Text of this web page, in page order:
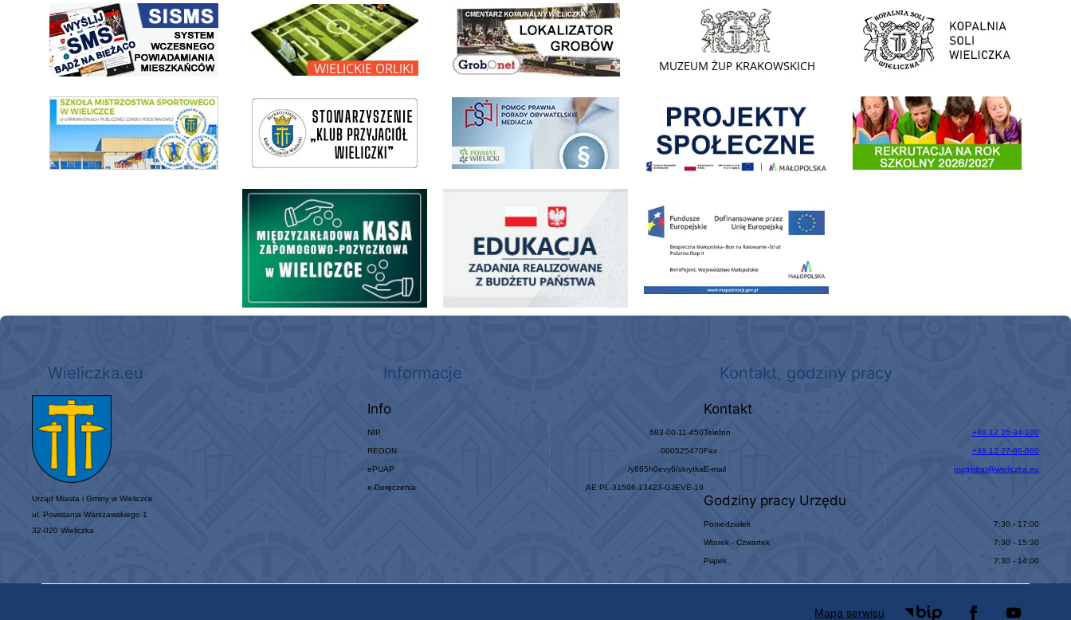
link do strony systemu wczesnego ostrzegania mieszkańców SISMSlink do opisu projektu Wielickie Orliki link do lokalizatora grobów na wielickim cmentarzu - grobnetlink do strony - Muzeum Żup Krakowskich Wieliczka link do strony Kopalni Soli Wieliczka
link do SMS Wieliczka wieliczka-wieliczanie na bis pomoc prawna wieliczka Informacja o terminach rekrutacji na rok szkolny 2026/
Międzyzakładowa Kasa Zapomogowo - Pożyczkowa
Zakup fabrycznie nowego, średniego samochodu ratowniczo-gaśniczego z napędem 4x4 dla OSP Kokotów
Wieliczka.eu
Urząd Miasta i Gminy w Wieliczce
ul. Powstania Warszawskiego 1
32-020 Wieliczka
Informacje
Info
NIP 683-00-11-450
REGON 000525470
ePUAP /y885h0evy6/skrytka
e-Doręczenia AE:PL-31596-13423-GJEVE-19
Kontakt, godziny pracy
Kontakt
Telefon +48 12 26-34-100
Fax +48 12 27-86-860
E-mail magistrat@wieliczka.eu
Godziny pracy Urzędu
Poniedziałek 7:30 - 17:00
Wtorek - Czwartek 7:30 - 15:30
Piątek 7:30 - 14:00
Mapa serwisu